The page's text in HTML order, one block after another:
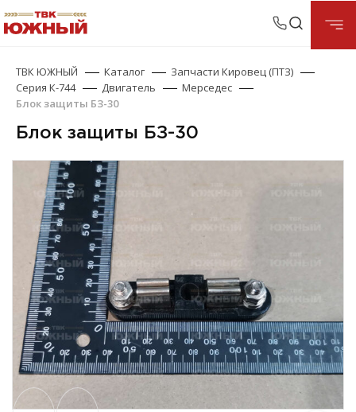
ТВК ЮЖНЫЙ Каталог
Запчасти Кировец (ПТЗ)
Серия К-744
Двигатель
Мерседес
Блок защиты БЗ-30
Блок защиты БЗ-30